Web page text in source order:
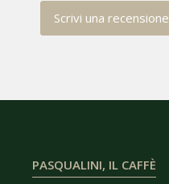
Scrivi una recensione
PASQUALINI, IL CAFFÈ